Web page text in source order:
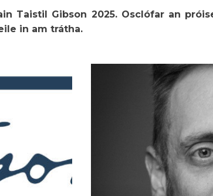
Taistil Gibson 2025. Osclófar an
in am trátha.